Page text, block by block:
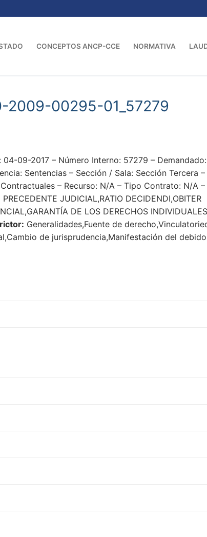
CONCEPTOS ANCP-CCE NORMATIVA
2009-00295-01_57279
09-2017 – Número Interno: 57279 –
Sentencias – Sección / Sala: Sección Tercera
– Recurso: N/A – Tipo Contrato: N/A
PRECEDENTE JUDICIAL,RATIO DECIDENDI,OBITER
DE LOS DERECHOS
Generalidades,Fuente de
de jurisprudencia,Manifestación del